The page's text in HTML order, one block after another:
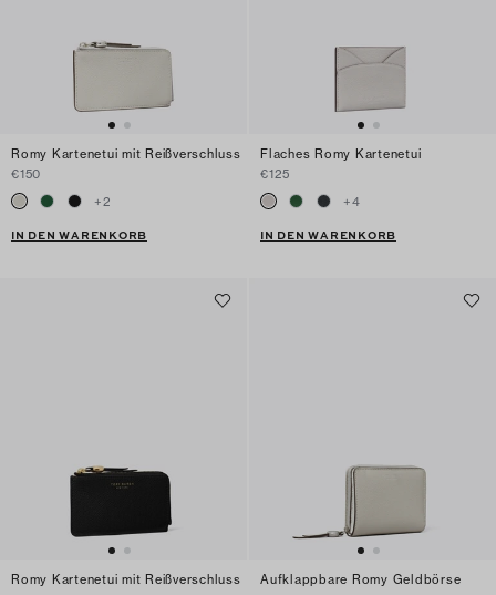
Romy Kartenetui mit Reißverschluss
€150
+2
IN DEN WARENKORB
Flaches Romy Kartenetui
€125
+4
IN DEN WARENKORB
Romy Kartenetui mit Reißverschluss
Aufklappbare Romy Geldbörse